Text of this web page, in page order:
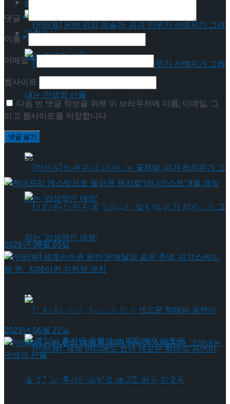
[인터뷰] 은반 위의 예술가, 피겨 안무가 신예지
가 그려내는 인생의 선율
[인터뷰] 빙판 위에 피어나는 꽃처럼, 피겨 허지
유가 그리는 ‘감성적인 여정’
[인터뷰] “세계 어디에도 없던 새로운 형태의
동영상
기획기사
[인터뷰] 은반 위의 예술가, 피겨 안무가 신예지
가 그려내는 인생의 선율
[인터뷰] 빙판 위에 피어나는 꽃처럼, 피겨 허지
유가 그리는 ‘감성적인 여정’
댓글 *
이름 *
이메일*
웹사이트
다음 번 댓글 작성을 위해 이 브라우저에 이름, 이메일, 그
리고 웹사이트를 저장합니다.
이번주 인기뉴스
젠더프리 캐스팅으로 돌아온 뮤지컬’아나키스트’ 9
2026년 08월 05일
[인터뷰] 세계선수권 동반 은메달의 숨은 주역, 피겨
스케이팅 퀸 · 킹메이커 지현정 코치
2023년 06월 22일
[인터뷰] 은반 위의 예술가, 피겨 안무가 신예지가 그